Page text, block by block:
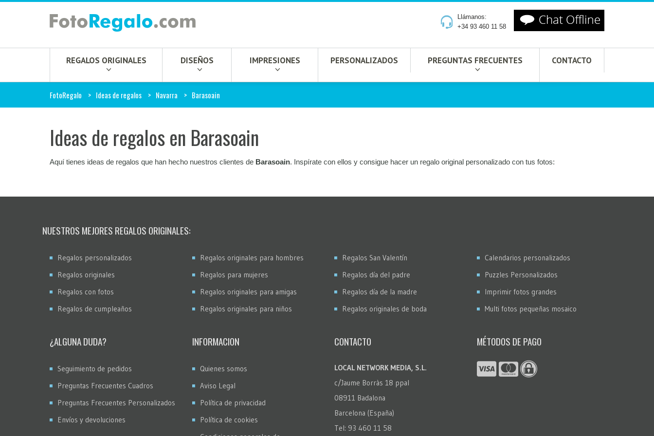
Llámanos:
+34 93 460 11 58
REGALOS ORIGINALES DISEÑOS IMPRESIONES PERSONALIZADOS PREGUNTAS FRECUENTES CONTACTO
FotoRegalo Ideas de regalos Navarra Barasoain
Ideas de regalos en Barasoain
Aquí tienes ideas de regalos que han hecho nuestros clientes de Barasoain. Inspírate con ellos y consigue hacer un regalo original personalizado con tus fotos:
NUESTROS MEJORES REGALOS ORIGINALES:
Regalos personalizados
Regalos originales
Regalos con fotos
Regalos de cumpleaños
Regalos originales para hombres
Regalos para mujeres
Regalos originales para amigas
Regalos originales para niños
Regalos San Valentín
Regalos día del padre
Regalos día de la madre
Regalos originales de boda
Calendarios personalizados
Puzzles Personalizados
Imprimir fotos grandes
Multi fotos pequeñas mosaico
¿ALGUNA DUDA?
Seguimiento de pedidos
Preguntas Frecuentes Cuadros
Preguntas Frecuentes Personalizados
Envíos y devoluciones
INFORMACION
Quienes somos
Aviso Legal
Política de privacidad
Política de cookies
CONTACTO
LOCAL NETWORK MEDIA, S.L.
c/Jaume Borràs 18 ppal
08911 Badalona
Barcelona (España)
Tel: 93 460 11 58
MÉTODOS DE PAGO